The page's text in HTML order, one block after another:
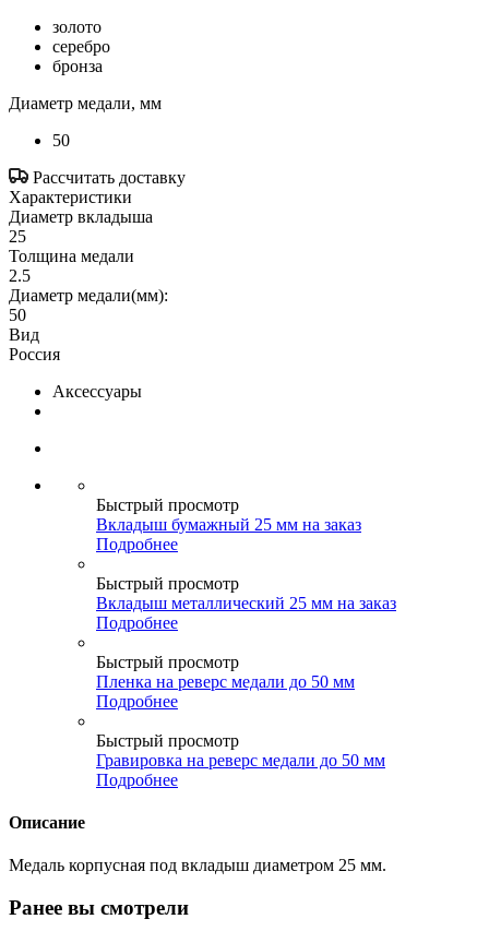
золото
серебро
бронза
Диаметр медали, мм
50
Рассчитать доставку
Характеристики
Диаметр вкладыша
25
Толщина медали
2.5
Диаметр медали(мм):
50
Вид
Россия
Аксессуары
Быстрый просмотр
Вкладыш бумажный 25 мм на заказ
Подробнее
Быстрый просмотр
Вкладыш металлический 25 мм на заказ
Подробнее
Быстрый просмотр
Пленка на реверс медали до 50 мм
Подробнее
Быстрый просмотр
Гравировка на реверс медали до 50 мм
Подробнее
Описание
Медаль корпусная под вкладыш диаметром 25 мм.
Ранее вы смотрели